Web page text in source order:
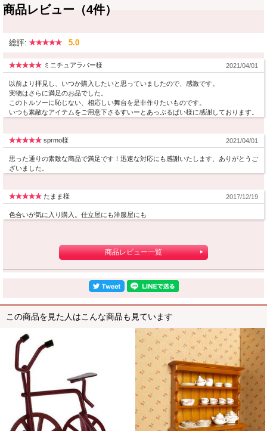
商品レビュー（4件）
総評: 5.0
ミニチュアラバー様 2021/04/01
以前より拝見し、いつか購入したいと思っていましたので、感激です。
実物はさらに満足のお品でした。
このトルソーに恥じない、相応しい舞台を是非作りたいものです。
いつも素敵なアイテムをご用意下さるすいーとあっぷるぱい様に感謝しております。
sprmo様 2021/04/01
思った通りの素敵な商品で満足です！迅速な対応にも感謝いたします、ありがとうご
ざいました。
たまま様 2017/12/19
色合いが気に入り購入。仕立屋にも洋服屋にも
商品レビュー一覧
この商品を見た人はこんな商品も見ています